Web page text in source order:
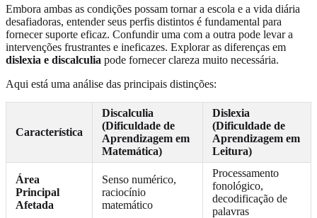
Embora ambas as condições possam tornar a escola e a vida diária
desafiadoras, entender seus perfis distintos é fundamental para
fornecer suporte eficaz. Confundir uma com a outra pode levar a
intervenções frustrantes e ineficazes. Explorar as diferenças em
dislexia e discalculia pode fornecer clareza muito necessária.
Aqui está uma análise das principais distinções:
Característica
Discalculia
(Dificuldade de
Aprendizagem em
Matemática)
Dislexia
(Dificuldade de
Aprendizagem em
Leitura)
Área
Principal
Afetada
Senso numérico,
raciocínio
matemático
Processamento
fonológico,
decodificação de
palavras